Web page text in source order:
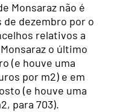
Monsaraz não é
de dezembro por o
relativos a
o último
(e houve uma
por m2) e em
(e houve uma
para 703).